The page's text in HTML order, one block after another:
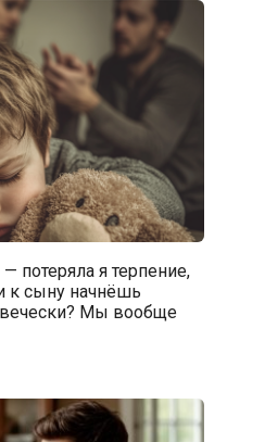
потеряла я терпение,
к сыну начнёшь
Мы вообще